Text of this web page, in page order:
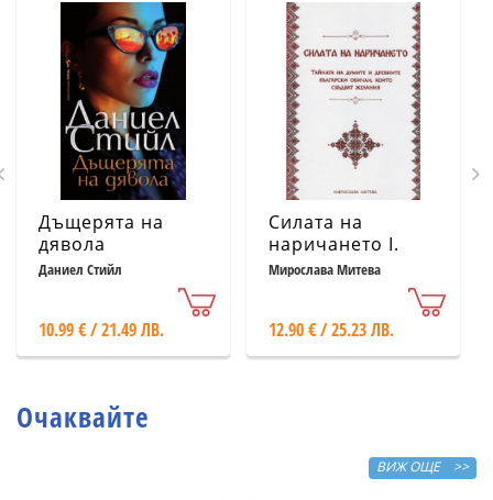
Дъщерята на
дявола
Даниел Стийл
10.99 € / 21.49 ЛВ.
Силата на
наричането І.
Тайната на
български
обичаи, които
Мирослава Митева
12.90 € / 25.23 ЛВ.
Очаквайте
ВИЖ ОЩЕ >>